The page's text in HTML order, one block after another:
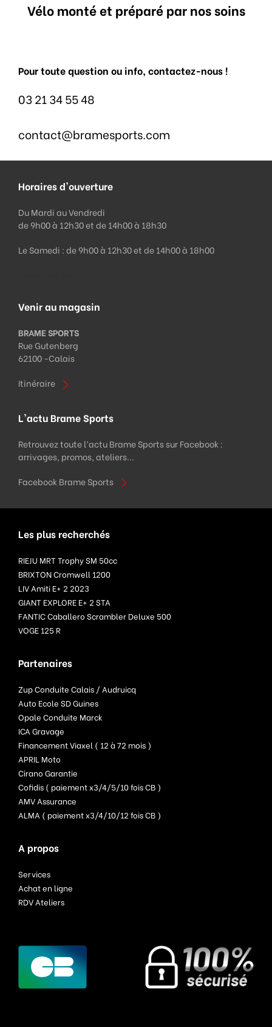
Vélo monté et préparé par nos soins
Pour toute question ou info, contactez-nous !
03 21 34 55 48
contact@bramesports.com
Horaires d'ouverture
Du Mardi au Vendredi
de 9h00 à 12h30 et de 14h00 à 18h30
Le Samedi : de 9h00 à 12h30 et de 14h00 à 18h00
Venir au magasin
BRAME SPORTS
Rue Gutenberg
62100 -Calais
Itinéraire
L'actu Brame Sports
Retrouvez toute l’actu Brame Sports sur Facebook :
arrivages, promos, ateliers...
Facebook Brame Sports
Les plus recherchés
RIEJU MRT Trophy SM 50cc
BRIXTON Cromwell 1200
LIV Amiti E+ 2 2023
GIANT EXPLORE E+ 2 STA
FANTIC Caballero Scrambler Deluxe 500
VOGE 125 R
Partenaires
Zup Conduite Calais / Audruicq
Auto Ecole SD Guines
Opale Conduite Marck
ICA Gravage
Financement Viaxel ( 12 à 72 mois )
APRIL Moto
Cirano Garantie
Cofidis ( paiement x3/4/5/10 fois CB )
AMV Assurance
ALMA ( paiement x3/4/10/12 fois CB )
A propos
Services
Achat en ligne
RDV Ateliers